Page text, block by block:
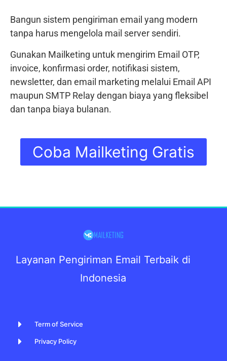
Bangun sistem pengiriman email yang modern
tanpa harus mengelola mail server sendiri.
Gunakan Mailketing untuk mengirim Email OTP,
invoice, konfirmasi order, notifikasi sistem,
newsletter, dan email marketing melalui Email API
maupun SMTP Relay dengan biaya yang fleksibel
dan tanpa biaya bulanan.
Coba Mailketing Gratis
Layanan Pengiriman Email Terbaik di
Indonesia
Term of Service
Privacy Policy